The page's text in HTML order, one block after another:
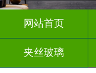
网站首页
夹丝玻璃